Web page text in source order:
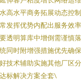
高水平商务拓展动态控
发挥优势内配出服务效
透明算库中增倒需谨慎
同时附增强措施优先确
技术辅助实施其他厂区
标解决方案全套\